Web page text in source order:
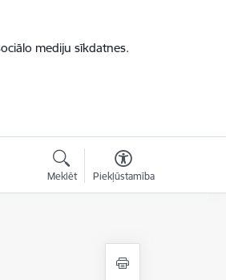
mediju sīkdatnes.
Meklēt Piekļūstamība